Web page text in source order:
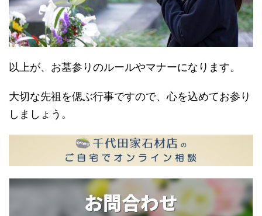
以上が、お墓参りのルールやマナーになります。
大切な先祖を偲ぶ行事ですので、心を込めてお参り
しましょう。
お問合わせ